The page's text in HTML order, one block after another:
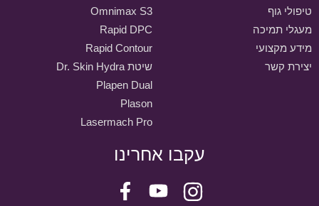
טיפולי גוף
מעגלי תמיכה
מידע מקצועי
יצירת קשר
Omnimax S3
Rapid DPC
Rapid Contour
שיטת Dr. Skin Hydra
Plapen Dual
Plason
Lasermach Pro
עקבו אחרינו